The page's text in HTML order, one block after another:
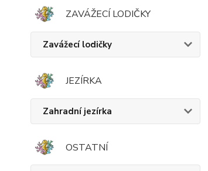
ZAVÁŽECÍ LODIČKY
Zavážecí lodičky
JEZÍRKA
Zahradní jezírka
OSTATNÍ